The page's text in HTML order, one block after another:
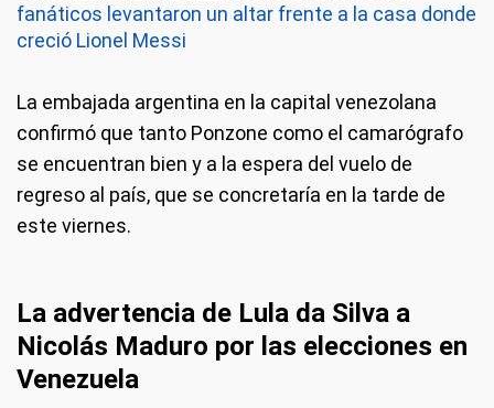
fanáticos levantaron un altar frente a la casa donde
creció Lionel Messi
La embajada argentina en la capital venezolana
confirmó que tanto Ponzone como el camarógrafo
se encuentran bien y a la espera del vuelo de
regreso al país, que se concretaría en la tarde de
este viernes.
La advertencia de Lula da Silva a
Nicolás Maduro por las elecciones en
Venezuela